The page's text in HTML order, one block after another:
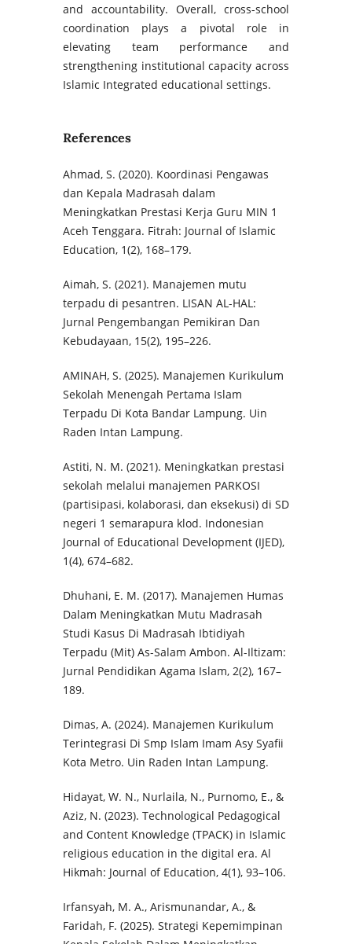
and accountability. Overall, cross-school
coordination plays a pivotal role in
elevating team performance and
strengthening institutional capacity across
Islamic Integrated educational settings.
References
Ahmad, S. (2020). Koordinasi Pengawas
dan Kepala Madrasah dalam
Meningkatkan Prestasi Kerja Guru MIN 1
Aceh Tenggara. Fitrah: Journal of Islamic
Education, 1(2), 168–179.
Aimah, S. (2021). Manajemen mutu
terpadu di pesantren. LISAN AL-HAL:
Jurnal Pengembangan Pemikiran Dan
Kebudayaan, 15(2), 195–226.
AMINAH, S. (2025). Manajemen Kurikulum
Sekolah Menengah Pertama Islam
Terpadu Di Kota Bandar Lampung. Uin
Raden Intan Lampung.
Astiti, N. M. (2021). Meningkatkan prestasi
sekolah melalui manajemen PARKOSI
(partisipasi, kolaborasi, dan eksekusi) di SD
negeri 1 semarapura klod. Indonesian
Journal of Educational Development (IJED),
1(4), 674–682.
Dhuhani, E. M. (2017). Manajemen Humas
Dalam Meningkatkan Mutu Madrasah
Studi Kasus Di Madrasah Ibtidiyah
Terpadu (Mit) As-Salam Ambon. Al-Iltizam:
Jurnal Pendidikan Agama Islam, 2(2), 167–
189.
Dimas, A. (2024). Manajemen Kurikulum
Terintegrasi Di Smp Islam Imam Asy Syafii
Kota Metro. Uin Raden Intan Lampung.
Hidayat, W. N., Nurlaila, N., Purnomo, E., &
Aziz, N. (2023). Technological Pedagogical
and Content Knowledge (TPACK) in Islamic
religious education in the digital era. Al
Hikmah: Journal of Education, 4(1), 93–106.
Irfansyah, M. A., Arismunandar, A., &
Faridah, F. (2025). Strategi Kepemimpinan